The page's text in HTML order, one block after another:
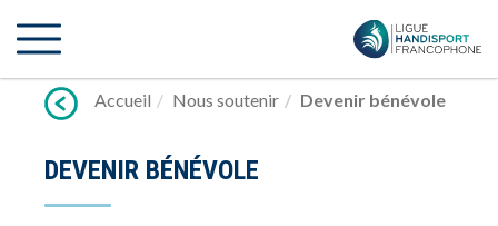
vers
Accueil
Nous soutenir Devenir bénévole
DEVENIR BÉNÉVOLE